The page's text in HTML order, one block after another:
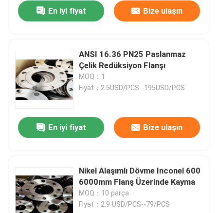
Ürün:% s
Hakkımızda
En iyi fiyat Bize ulaşın
ANSI 16.36 PN25 Paslanmaz
Çelik Redüksiyon Flanşı
MOQ：1
Fiyat：2.5USD/PCS--195USD/PCS
En iyi fiyat Bize ulaşın
Nikel Alaşımlı Dövme Inconel 600
6000mm Flanş Üzerinde Kayma
MOQ：10 parça
Fiyat：2.9 USD/PCS--79/PCS